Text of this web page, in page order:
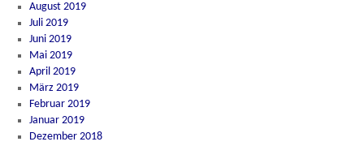
August 2019
Juli 2019
Juni 2019
Mai 2019
April 2019
März 2019
Februar 2019
Januar 2019
Dezember 2018